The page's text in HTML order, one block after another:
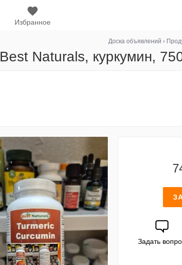
Избранное
Доска объявлений ›
Best Naturals, куркумин,
Задать